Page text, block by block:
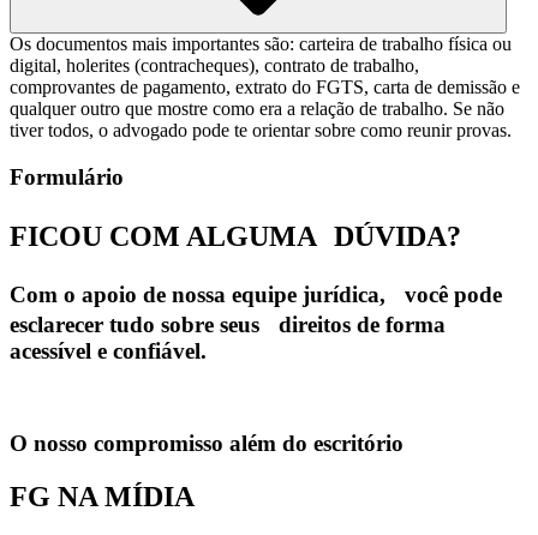
Os documentos mais importantes são: carteira de trabalho física ou
digital, holerites (contracheques), contrato de trabalho,
comprovantes de pagamento, extrato do FGTS, carta de demissão e
qualquer outro que mostre como era a relação de trabalho. Se não
tiver todos, o advogado pode te orientar sobre como reunir provas.
Formulário
FICOU COM ALGUMA DÚVIDA?
Com o apoio de nossa equipe jurídica, você pode
esclarecer tudo sobre seus direitos de forma
acessível e confiável.
O nosso compromisso além do escritório
FG NA MÍDIA